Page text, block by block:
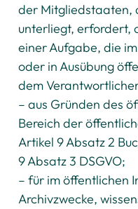
der Mitgliedstaaten,
unterliegt, erfordert,
einer Aufgabe, die
oder in Ausübung
dem
– aus Gründen des
Bereich der
Artikel 9 Absatz 2
9 Absatz 3 DSGVO;
– für im öffentlichen
Archivzwecke,